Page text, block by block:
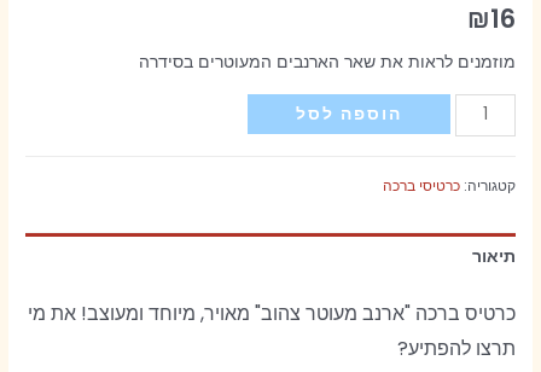
₪16
מוזמנים לראות את שאר הארנבים המעוטרים בסידרה
כמות
של
ברכה
ארנב
מעוטר
הוספה לסל
קטגוריה:כרטיסי ברכה
תיאור
כרטיס ברכה "ארנב מעוטר צהוב" מאויר, מיוחד ומעוצב!את מי
תרצו להפתיע?